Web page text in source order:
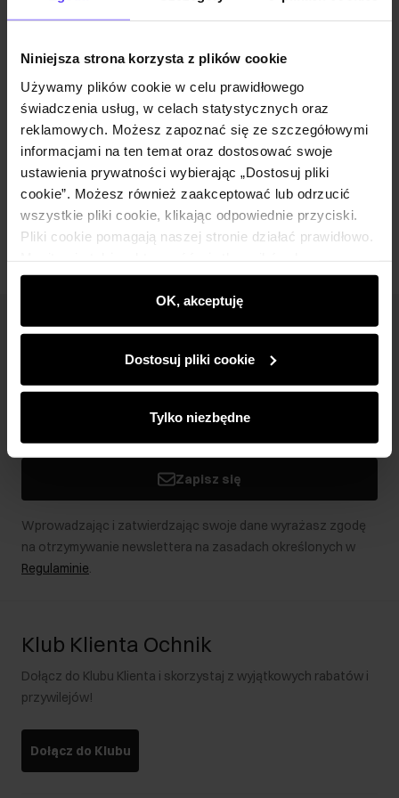
Niniejsza strona korzysta z plików cookie
Używamy plików cookie w celu prawidłowego
świadczenia usług, w celach statystycznych oraz
reklamowych. Możesz zapoznać się ze szczegółowymi
informacjami na ten temat oraz dostosować swoje
ustawienia prywatności wybierając „Dostosuj pliki
cookie”. Możesz również zaakceptować lub odrzucić
wszystkie pliki cookie, klikając odpowiednie przyciski.
Pliki cookie pomagają naszej stronie działać prawidłowo.
wyświetlać im dopasowane do ich preferencji treści,
rekomendacje oraz komunikaty reklamowe informujące o
najnowszych promocjach w e-sklepie. Informacje o tym,
partnerom społecznościowym, reklamowym i
analitycznym. Partnerzy mogą połączyć te informacje z
podczas korzystania z ich usług.
OK, akceptuję
Dostosuj pliki cookie
Tylko niezbędne
Szczegóły
Skład i wymiary
Opinie
Newsletter
Bądź na bieżąco z nowościami i promocjami!
Zapisz się
Wprowadzając i zatwierdzając swoje dane wyrażasz zgodę
na otrzymywanie newslettera na zasadach określonych w
Regulaminie.
Klub Klienta Ochnik
Dołącz do Klubu Klienta i skorzystaj z wyjątkowych rabatów i
przywilejów!
Dołącz do Klubu